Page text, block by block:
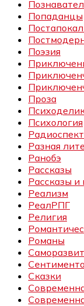
Попаданцы
Поэзия
Проза
Психология
Разная
Ранобэ
Рассказы
Рассказы и
Реализм
РеалРПГ
Религия
Романы
Сказки